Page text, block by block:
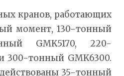
кранов, работающих
момент, 130-тонный
GMK5170, 220-
300-тонный GMK6300.
35-тонный